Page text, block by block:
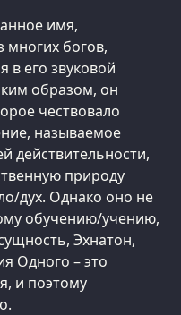
имя,
богов,
в его звуковой
образом, он
чествовало
называемое
действительности,
природу
дух. Однако оно не
обучению/учению,
Эхнатон,
Одного – это
и поэтому